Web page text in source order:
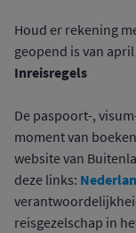
Houd er rekening
geopend is van
Inreisregels
De paspoort-,
moment van
website van
deze links:
reisgezelschap in